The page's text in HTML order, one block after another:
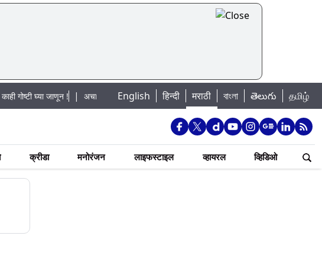
घ्या जाणून !|अचानक पूराचा धोका: खडकवासला धरणातून मुठानदी पात्रात विसर्ग सुरु; नागरिकांना
English हिन्दी मराठी বাংলা తెలుగు தமிழ்
क्रीडा मनोरंजन लाइफस्टाइल व्हायरल व्हिडिओ